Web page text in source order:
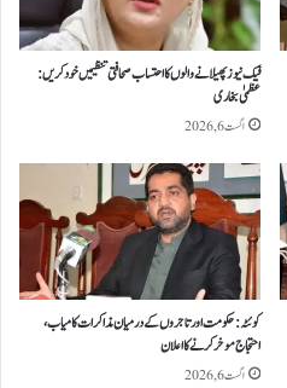
فیک نیوز پھیلانے والوں کا احتساب صحافتی تنظیمیں خود کریں:
عظمیٰ بخاری
اگست 6, 2026
کوئٹہ: حکومت اور تاجروں کے درمیان مذاکرات کامیاب،
احتجاج موخر کرنے کا اعلان
اگست 6, 2026